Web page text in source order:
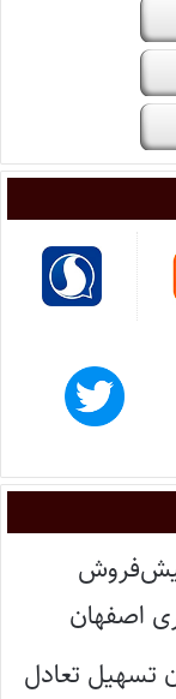
اصفهان
تسهیل تعادل